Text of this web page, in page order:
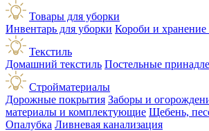
Товары для уборки
Инвентарь для уборки Короби и
Текстиль
Домашний текстиль Постельные
Стройматериалы
Дорожные покрытия Заборы и
материалы и комплектующие Щебень,
Опалубка Ливневая канализация